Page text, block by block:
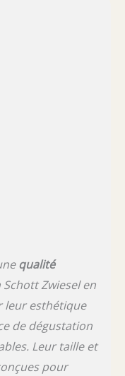
bol tout en
Fabriqué en
:
Merlot,
qualité
Zwiesel en
leur esthétique
de dégustation
Leur taille et
pour